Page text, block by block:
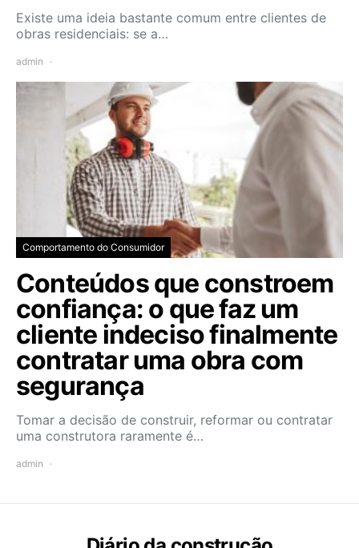
Existe uma ideia bastante comum entre clientes de
obras residenciais: se a…
admin
Comportamento do Consumidor
Conteúdos que constroem
confiança: o que faz um
cliente indeciso finalmente
contratar uma obra com
segurança
Tomar a decisão de construir, reformar ou contratar
uma construtora raramente é…
admin